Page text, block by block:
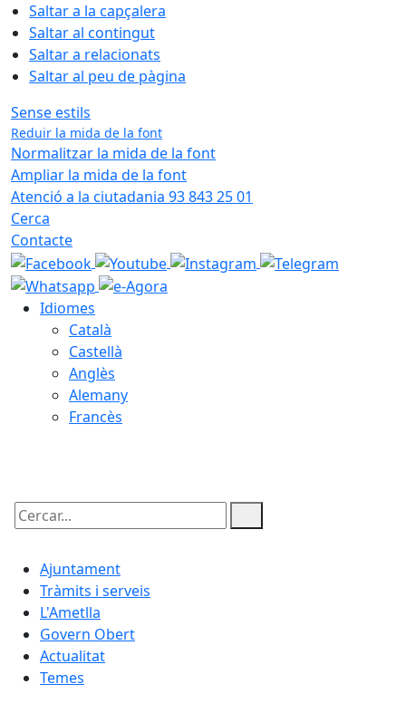
Saltar a la capçalera
Saltar al contingut
Saltar a relacionats
Saltar al peu de pàgina
Sense estils
Reduir la mida de la font
Normalitzar la mida de la font
Ampliar la mida de la font
Atenció a la ciutadania 93 843 25 01
Cerca
Contacte
Idiomes
Català
Castellà
Anglès
Alemany
Francès
Cercar:
Ajuntament
Tràmits i serveis
L'Ametlla
Govern Obert
Actualitat
Temes